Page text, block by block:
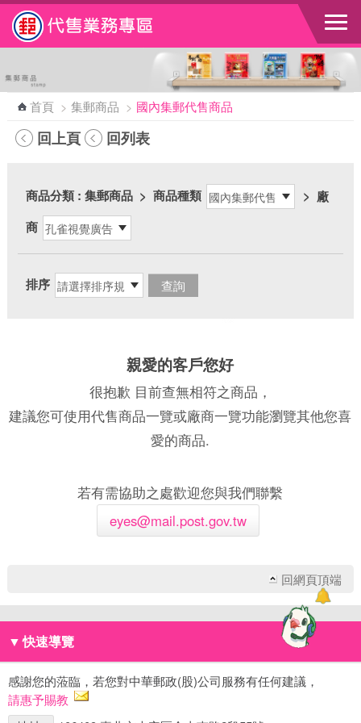
跳到主要內容區塊
首頁 > 集郵商品 > 國內集郵代售商品
回上頁 回列表
商品分類: 集郵商品 > 商品種類 > 廠
商
排序
親愛的客戶您好
很抱歉 目前查無相符之商品，
建議您可使用代售商品一覽或廠商一覽功能瀏覽其他您喜
愛的商品.
若有需協助之處歡迎您與我們聯繫
eyes@mail.post.gov.tw
回網頁頂端
▼ 快速導覽
感謝您的蒞臨，若您對中華郵政(股)公司服務有任何建議，
請惠予賜教